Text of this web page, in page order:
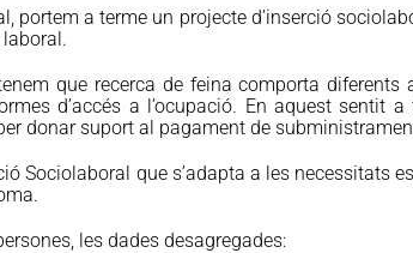
portem a terme un projecte d’inserció
que recerca de feina comporta
d’accés a l’ocupació. En aquest
donar suport al pagament de
Sociolaboral que s’adapta a les necessitats
les dades desagregades: